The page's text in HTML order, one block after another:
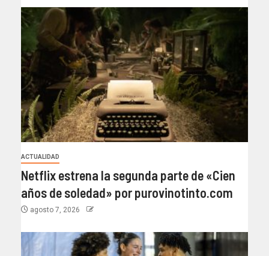
ACTUALIDAD
Netflix estrena la segunda parte de «Cien
años de soledad» por purovinotinto.com
agosto 7, 2026